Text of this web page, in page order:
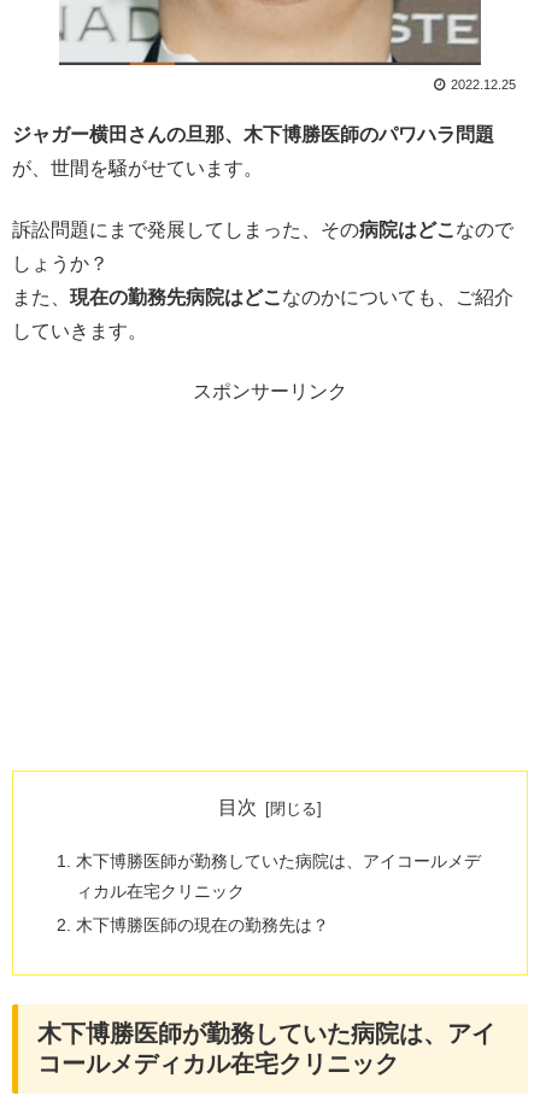
2022.12.25
ジャガー横田さんの旦那、木下博勝医師のパワハラ問題
が、世間を騒がせています。
訴訟問題にまで発展してしまった、その病院はどこ なので
しょうか？
また、 現在の勤務先病院はどこ なのかについても、ご紹介
していきます。
スポンサーリンク
目次
木下博勝医師が勤務していた病院は、アイコールメデ
ィカル在宅クリニック
木下博勝医師の現在の勤務先は？
木下博勝医師が勤務していた病院は、アイ
コールメディカル在宅クリニック